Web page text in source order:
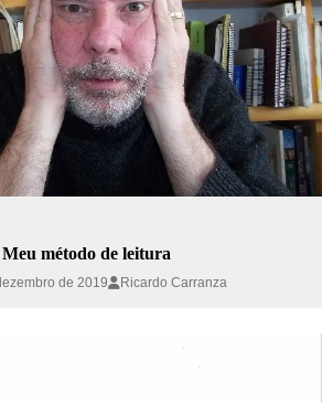
Meu método de leitura
de 2019 Ricardo Carranza